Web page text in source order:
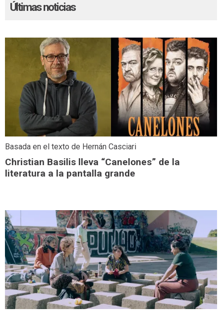
Últimas noticias
Basada en el texto de Hernán Casciari
Christian Basilis lleva “Canelones” de la
literatura a la pantalla grande